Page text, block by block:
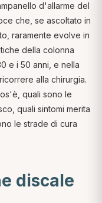
d'allarme del
che, se ascoltato in
raramente evolve in
della colonna
e i 50 anni, e nella
alla chirurgia.
quali sono le
quali sintomi merita
le strade di cura
discale